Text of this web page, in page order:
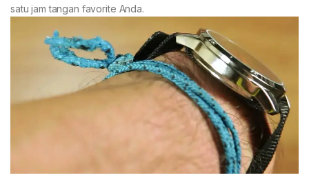
satu jam tangan favorite Anda.